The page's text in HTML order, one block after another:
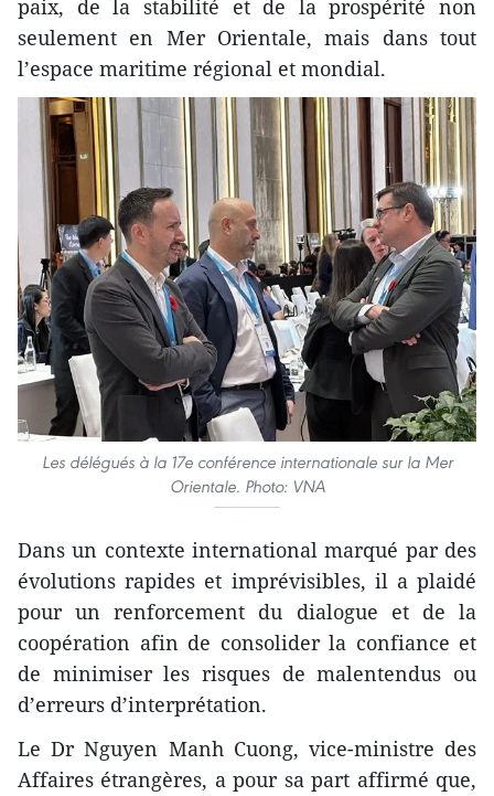
paix, de la stabilité et de la prospérité non
seulement en Mer Orientale, mais dans tout
l’espace maritime régional et mondial.
Les délégués à la 17e conférence internationale sur la Mer
Orientale. Photo: VNA
Dans un contexte international marqué par des
évolutions rapides et imprévisibles, il a plaidé
pour un renforcement du dialogue et de la
coopération afin de consolider la confiance et
de minimiser les risques de malentendus ou
d’erreurs d’interprétation.
Le Dr Nguyen Manh Cuong, vice-ministre des
Affaires étrangères, a pour sa part affirmé que,